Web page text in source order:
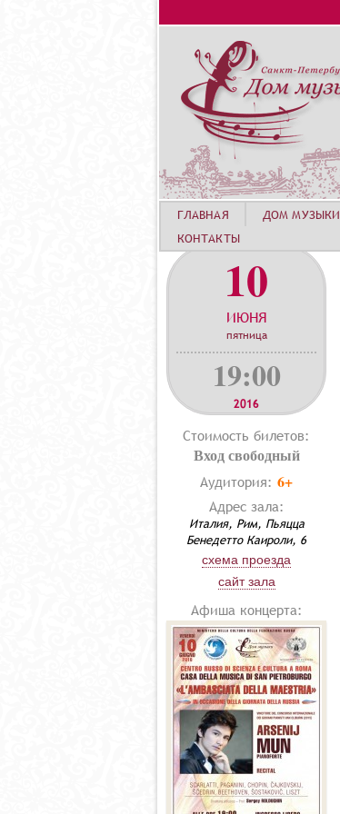
10
ИЮНЯ
пятница
19:00
2016
Стоимость билетов:
Вход свободный
Аудитория: 6+
Адрес зала:
Италия, Рим, Пьяцца
Бенедетто Каироли, 6
схема проезда
сайт зала
Афиша концерта:
ГЛАВНАЯ ДОМ МУЗЫКИ
КОНТАКТЫ